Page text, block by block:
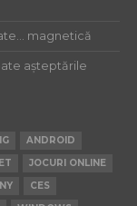
magnetică
așteptările
ANDROID
JOCURI ONLINE
CES